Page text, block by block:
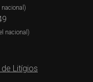
nacional)
nacional)
Litígios